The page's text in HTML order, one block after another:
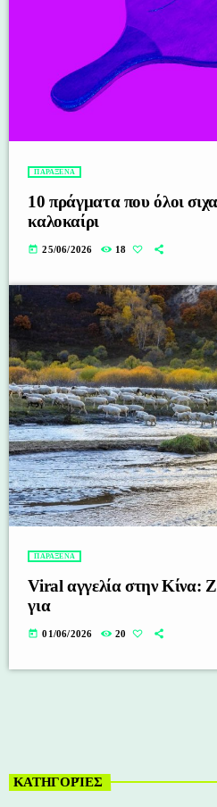
ΠΑΡΑΞΕΝΑ
10 πράγματα που όλοι
καλοκαίρι
today 25/06/2026 18
ΠΑΡΑΞΕΝΑ
Viral αγγελία στην Κίνα:
για
today 01/06/2026 20
ΚΑΤΗΓΟΡΊΕΣ